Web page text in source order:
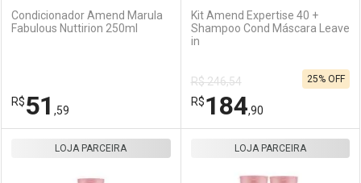
Comprar sem Desconto
Por R$ 86,59/cada
Por R$ 86,59/cada
Comprar sem Desconto
Por R$ 37,59/cada
Comprar sem Desconto
Por R$ 37,59/cada
Condicionador Amend Marula
Fabulous Nuttirion 250ml
R$51 ,59
Kit Amend Expertise 40 +
Shampoo Cond Máscara Leave
in
R$ 246,54
R$184,90
25% OFF
LOJA PARCEIRA LOJA PARCEIRA